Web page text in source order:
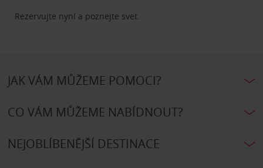
Rezervujte nyní a poznejte svet.
JAK VÁM MŮŽEME POMOCI?
CO VÁM MŮŽEME NABÍDNOUT?
NEJOBLÍBENĚJŠÍ DESTINACE